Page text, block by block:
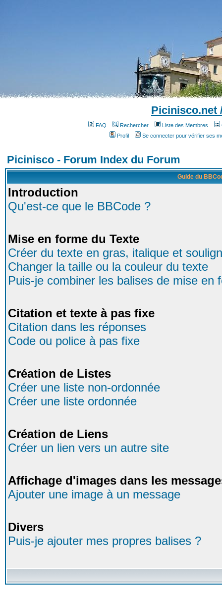
Picinisco.net
FAQ Rechercher Liste des Membres
Profil
Se connecter pour vérifier ses
Picinisco - Forum Index du Forum
Guide du
Introduction
Qu'est-ce que le BBCode ?
Mise en forme du Texte
Créer du texte en gras, italique et
Changer la taille ou la couleur du texte
Puis-je combiner les balises de mise en
Citation et texte à pas fixe
Citation dans les réponses
Code ou police à pas fixe
Création de Listes
Créer une liste non-ordonnée
Créer une liste ordonnée
Création de Liens
Créer un lien vers un autre site
Affichage d'images dans les
Ajouter une image à un message
Divers
Puis-je ajouter mes propres balises ?